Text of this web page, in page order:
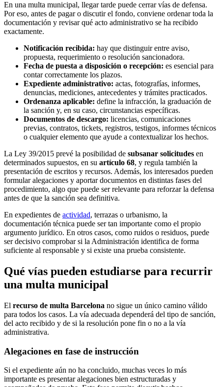
En una multa municipal, llegar tarde puede cerrar vías de defensa.
Por eso, antes de pagar o discutir el fondo, conviene ordenar toda la
documentación y revisar qué acto administrativo se ha recibido
exactamente.
Notificación recibida: hay que distinguir entre aviso,
propuesta, requerimiento o resolución sancionadora.
Fecha de puesta a disposición o recepción: es esencial para
contar correctamente los plazos.
Expediente administrativo: actas, fotografías, informes,
denuncias, mediciones, antecedentes y trámites practicados.
Ordenanza aplicable: define la infracción, la graduación de
la sanción y, en su caso, circunstancias específicas.
Documentos de descargo: licencias, comunicaciones
previas, contratos, tickets, registros, testigos, informes técnicos
o cualquier elemento que ayude a contextualizar los hechos.
La Ley 39/2015 prevé la posibilidad de subsanar solicitudes en
determinados supuestos, en su artículo 68, y regula también la
presentación de escritos y recursos. Además, los interesados pueden
formular alegaciones y aportar documentos en distintas fases del
procedimiento, algo que puede ser relevante para reforzar la defensa
antes de que la sanción sea definitiva.
En expedientes de actividad, terrazas o urbanismo, la
documentación técnica puede ser tan importante como el propio
argumento jurídico. En otros casos, como ruidos o residuos, puede
ser decisivo comprobar si la Administración identifica de forma
suficiente al responsable y si existe una prueba consistente.
Qué vías pueden estudiarse para recurrir
una multa municipal
El recurso de multa Barcelona no sigue un único camino válido
para todos los casos. La vía adecuada dependerá del tipo de sanción,
del acto recibido y de si la resolución pone fin o no a la vía
administrativa.
Alegaciones en fase de instrucción
Si el expediente aún no ha concluido, muchas veces lo más
importante es presentar alegaciones bien estructuradas y